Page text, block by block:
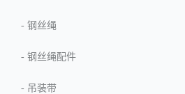
- 钢丝绳
- 钢丝绳配件
- 吊装带